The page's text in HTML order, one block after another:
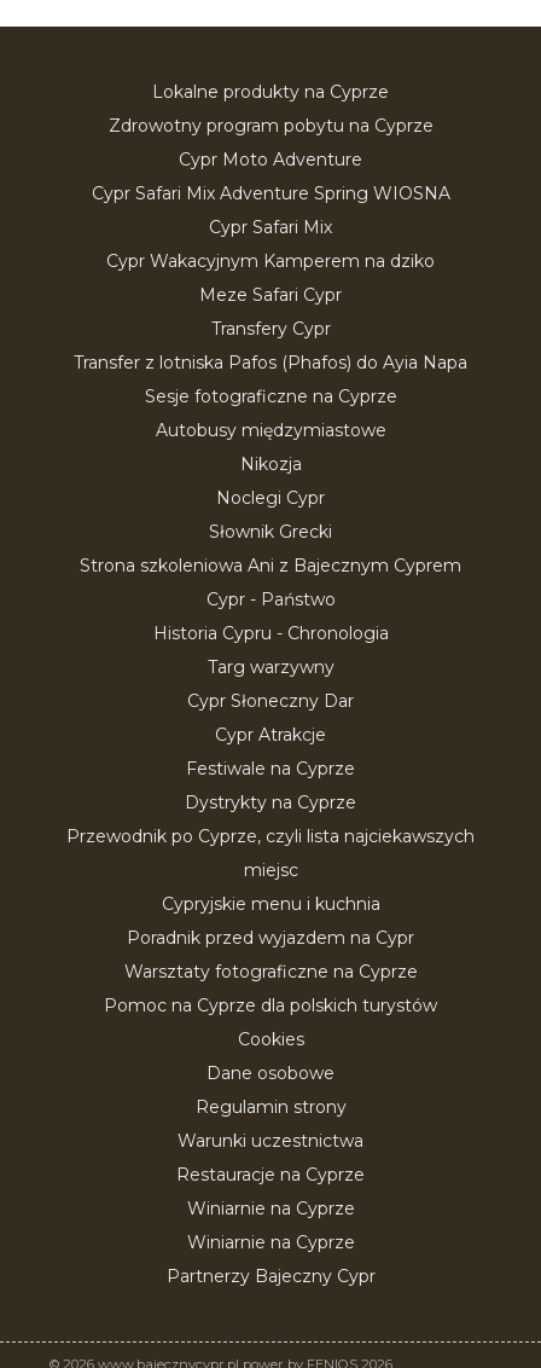
Lokalne produkty na Cyprze
Zdrowotny program pobytu na Cyprze
Cypr Moto Adventure
Cypr Safari Mix Adventure Spring WIOSNA
Cypr Safari Mix
Cypr Wakacyjnym Kamperem na dziko
Meze Safari Cypr
Transfery Cypr
Transfer z lotniska Pafos (Phafos) do Ayia Napa
Sesje fotograficzne na Cyprze
Autobusy międzymiastowe
Nikozja
Noclegi Cypr
Słownik Grecki
Strona szkoleniowa Ani z Bajecznym Cyprem
Cypr - Państwo
Historia Cypru - Chronologia
Targ warzywny
Cypr Słoneczny Dar
Cypr Atrakcje
Festiwale na Cyprze
Dystrykty na Cyprze
Przewodnik po Cyprze, czyli lista najciekawszych
miejsc
Cypryjskie menu i kuchnia
Poradnik przed wyjazdem na Cypr
Warsztaty fotograficzne na Cyprze
Pomoc na Cyprze dla polskich turystów
Cookies
Dane osobowe
Regulamin strony
Warunki uczestnictwa
Restauracje na Cyprze
Winiarnie na Cyprze
Winiarnie na Cyprze
Partnerzy Bajeczny Cypr
© 2026 www.bajecznycypr.pl power by FENIQS 2026